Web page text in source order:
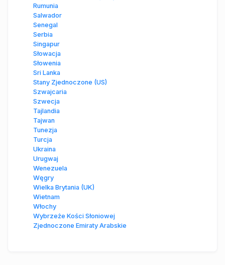
Rumunia
Salwador
Senegal
Serbia
Singapur
Słowacja
Słowenia
Sri Lanka
Stany Zjednoczone (US)
Szwajcaria
Szwecja
Tajlandia
Tajwan
Tunezja
Turcja
Ukraina
Urugwaj
Wenezuela
Węgry
Wielka Brytania (UK)
Wietnam
Włochy
Wybrzeże Kości Słoniowej
Zjednoczone Emiraty Arabskie